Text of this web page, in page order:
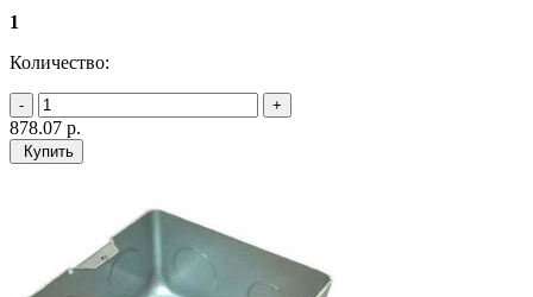
1
Количество:
878.07 р.
Купить